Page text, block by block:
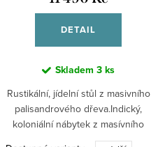
DETAIL
Skladem 3 ks
Rustikální, jídelní stůl z masivního
palisandrového dřeva.Indický,
koloniální nábytek z masívního
dřeva palisandtr.Tento kus